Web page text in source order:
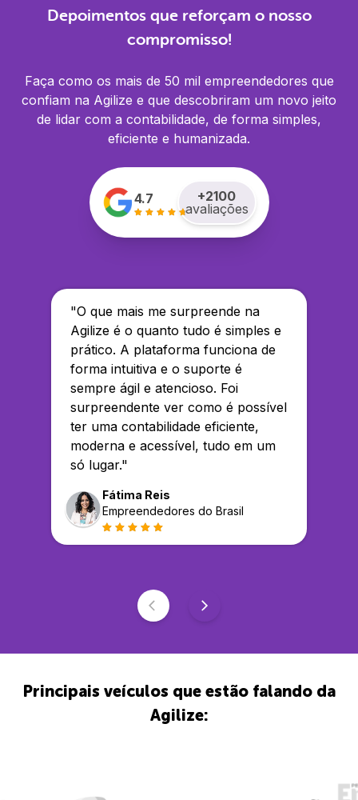
Depoimentos que reforçam o nosso
compromisso!
Faça como os mais de 50 mil empreendedores que
confiam na Agilize e que descobriram um novo jeito
de lidar com a contabilidade, de forma simples,
eficiente e humanizada.
4.7 +2100
avaliações
"O que mais me surpreende na
Agilize é o quanto tudo é simples e
prático. A plataforma funciona de
forma intuitiva e o suporte é
sempre ágil e atencioso. Foi
surpreendente ver como é possível
ter uma contabilidade eficiente,
moderna e acessível, tudo em um
só lugar."
Fátima Reis
Empreendedores do Brasil
Principais veículos que estão falando da
Agilize: